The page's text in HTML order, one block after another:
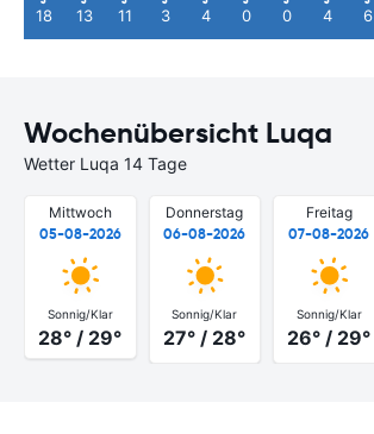
18 13 11 3 4 0 0 4 6
Wochenübersicht Luqa
Wetter Luqa 14 Tage
Mittwoch
05-08-2026
Sonnig/Klar
28° / 29°
Donnerstag
06-08-2026
Sonnig/Klar
27° / 28°
Freitag
07-08-2026
Sonnig/Klar
26° / 29°